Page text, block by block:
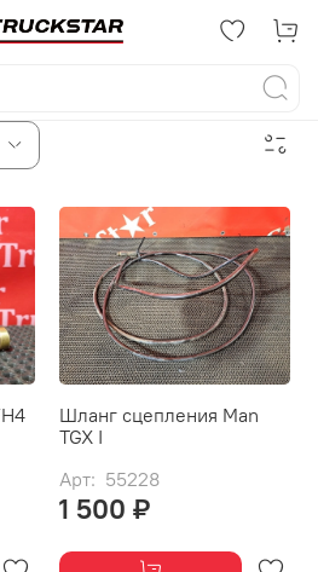
Шланг сцепления Man
TGX I
Арт: 55228
1 500 ₽